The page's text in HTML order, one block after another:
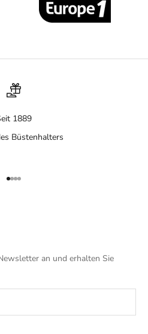
1889
Büstenhalters
Gehe zu Element 1
Gehe zu Element 2
Gehe zu Element 3
Gehe zu Element 4
an und erhalten Sie